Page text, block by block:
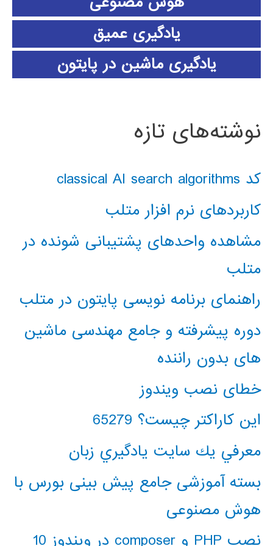
یادگیری عمیق
یادگیری ماشین در پایتون
نوشته‌های تازه
کد classical AI search algorithms
کاربردهای نرم افزار متلب
مشاهده واحدهای پشتیبانی شونده در
متلب
راهنمای برنامه نویسی پایتون در متلب
دوره پیشرفته و جامع مهندسی ماشین
های بدون راننده
خطای نصب ویندوز
این کاراکتر چیست؟ 65279
معرفي يك سايت يادگيري زبان
بسته آموزشی جامع پیش بینی بورس با
هوش مصنوعی
نصب PHP و composer در ویندوز 10